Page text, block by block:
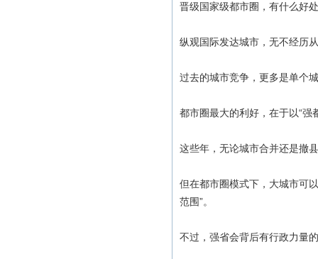
晋级国家级都市圈，有什么好
纵观国际发达城市，无不经历
过去的城市竞争，更多是单个
都市圈最大的利好，在于以“强
这些年，无论城市合并还是撤
但在都市圈模式下，大城市可
范围”。
不过，强省会背后有行政力量